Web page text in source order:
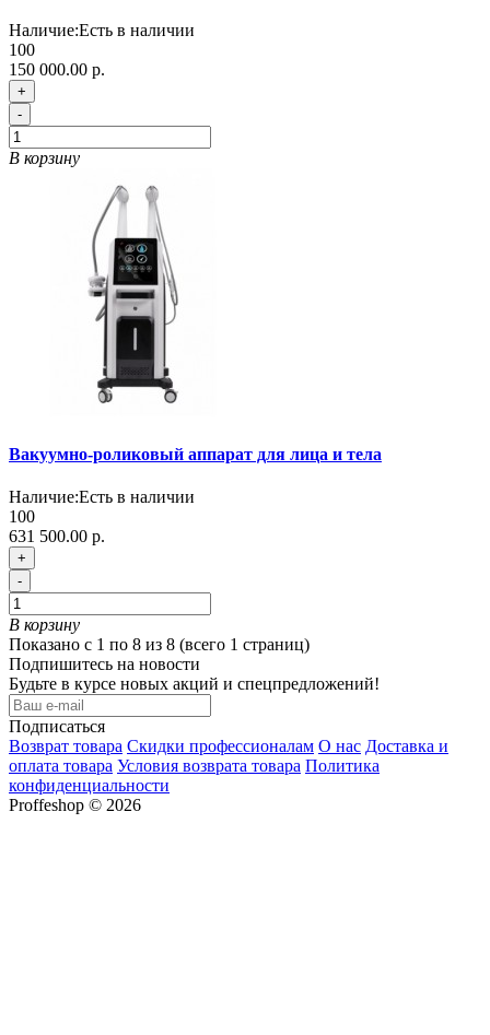
Наличие:Есть в наличии
100
150 000.00 р.
+
-
В корзину
Вакуумно-роликовый аппарат для лица и тела
Наличие:Есть в наличии
100
631 500.00 р.
+
-
В корзину
Показано с 1 по 8 из 8 (всего 1 страниц)
Подпишитесь на новости
Будьте в курсе новых акций и спецпредложений!
Подписаться
Возврат товара Скидки профессионалам О нас Доставка и
оплата товара Условия возврата товара Политика
конфиденциальности
Proffeshop © 2026